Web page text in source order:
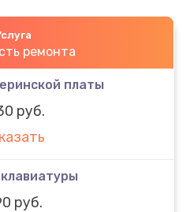
ремонта
платы
руб.
руб.